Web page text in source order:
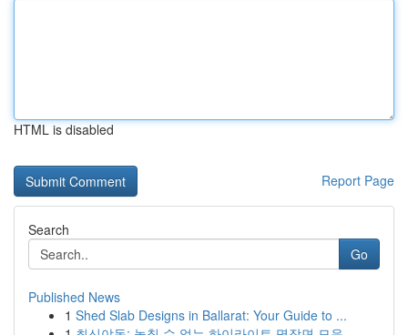
HTML is disabled
Report Page
Search
Go
Published News
1 Shed Slab Designs in Ballarat: Your Guide to ...